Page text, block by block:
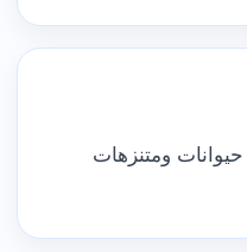
ومتنزهات